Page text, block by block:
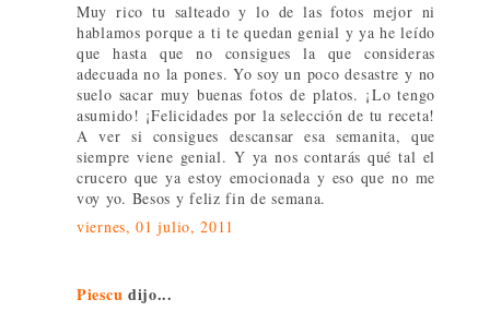
Muy rico tu salteado y lo de las fotos mejor ni
hablamos porque a ti te quedan genial y ya he leído
que hasta que no consigues la que consideras
adecuada no la pones. Yo soy un poco desastre y no
suelo sacar muy buenas fotos de platos. ¡Lo tengo
asumido! ¡Felicidades por la selección de tu receta!
A ver si consigues descansar esa semanita, que
siempre viene genial. Y ya nos contarás qué tal el
crucero que ya estoy emocionada y eso que no me
voy yo. Besos y feliz fin de semana.
viernes, 01 julio, 2011
Piescu dijo...